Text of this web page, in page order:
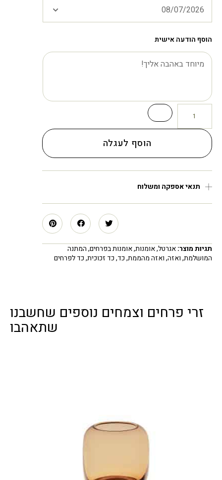
הוסף הודעה אישית
הוסף לעגלה
תנאי אספקה ומשלוח
תגיות מוצר:אגרטל,אומנות,אומנות בפרחים,המתנה
המושלמת,ואזה,ואזה מהממת,כד,כד זכוכית,כד לפרחים
זרי פרחים וצמחים נוספים שחשבנו
שתאהבו